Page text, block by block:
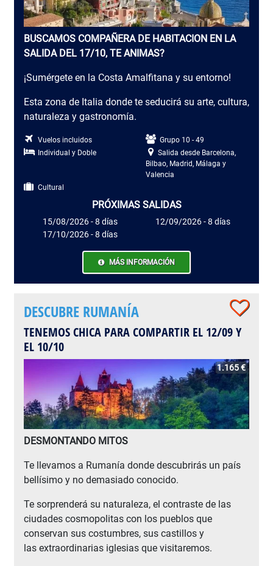
BUSCAMOS COMPAÑERA DE HABITACION EN LA
SALIDA DEL 17/10, TE ANIMAS?
¡Sumérgete en la Costa Amalfitana y su entorno!
Esta zona de Italia donde te seducirá su arte, cultura,
naturaleza y gastronomía.
Vuelos incluidos
Grupo 10 - 49
Individual y Doble
Salida desde Barcelona,
Bilbao, Madrid, Málaga y
Valencia
Cultural
PRÓXIMAS SALIDAS
15/08/2026 - 8 días
12/09/2026 - 8 días
17/10/2026 - 8 días
MÁS INFORMACIÓN
DESCUBRE RUMANÍA
TENEMOS CHICA PARA COMPARTIR EL 12/09 Y
EL 10/10
1.165 €
DESMONTANDO MITOS
Te llevamos a Rumanía donde descubrirás un país
bellísimo y no demasiado conocido.
Te sorprenderá su naturaleza, el contraste de las
ciudades cosmopolitas con los pueblos que
conservan sus costumbres, sus castillos y
las extraordinarias iglesias que visitaremos.